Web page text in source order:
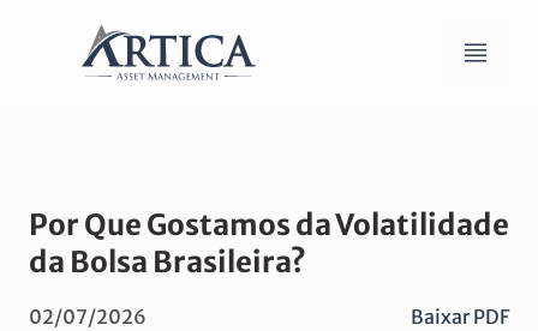
Por Que Gostamos da Volatilidade
da Bolsa Brasileira?
02/07/2026 Baixar PDF